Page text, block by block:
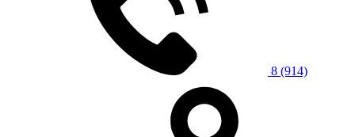
8 (914)